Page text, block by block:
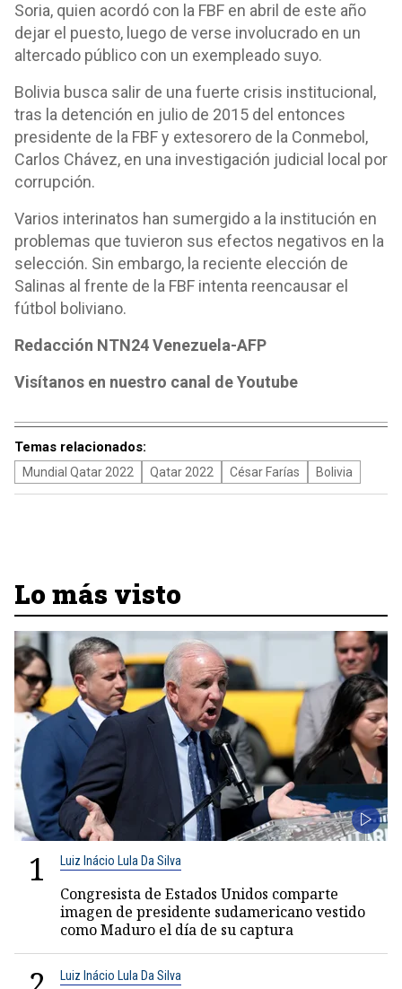
Soria, quien acordó con la FBF en abril de este año
dejar el puesto, luego de verse involucrado en un
altercado público con un exempleado suyo.
Bolivia busca salir de una fuerte crisis institucional,
tras la detención en julio de 2015 del entonces
presidente de la FBF y extesorero de la Conmebol,
Carlos Chávez, en una investigación judicial local por
corrupción.
Varios interinatos han sumergido a la institución en
problemas que tuvieron sus efectos negativos en la
selección. Sin embargo, la reciente elección de
Salinas al frente de la FBF intenta reencausar el
fútbol boliviano.
Redacción NTN24 Venezuela-AFP
Visítanos en nuestro canal de Youtube
Temas relacionados:
Mundial Qatar 2022 Qatar 2022 César Farías Bolivia
Lo más visto
1 Luiz Inácio Lula Da Silva
Congresista de Estados Unidos comparte
imagen de presidente sudamericano vestido
como Maduro el día de su captura
Luiz Inácio Lula Da Silva